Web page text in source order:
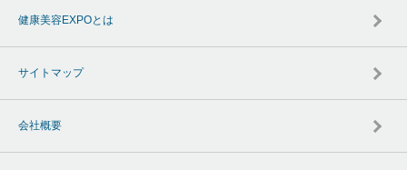
健康美容EXPOとは
サイトマップ
会社概要